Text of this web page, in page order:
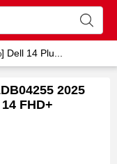
Dell 14 Plu...
2025
FHD+